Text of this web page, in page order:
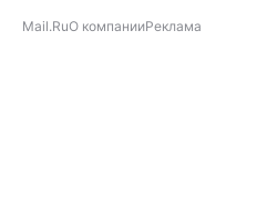
Mail.RuО компанииРеклама